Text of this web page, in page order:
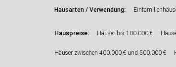
Hausarten / Verwendung:
Hauspreise: Häuser bis 100.000 €
Häuser zwischen 400.000 € und 500.000 €